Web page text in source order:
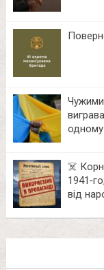
Чужими
одному
☠️
від